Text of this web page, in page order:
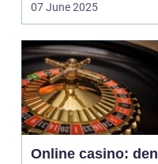
07 June 2025
Online casino: den